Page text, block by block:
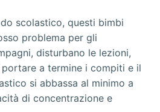
scolastico, questi bimbi
problema per gli
disturbano le lezioni,
a termine i compiti e il
si abbassa al minimo a
di concentrazione e